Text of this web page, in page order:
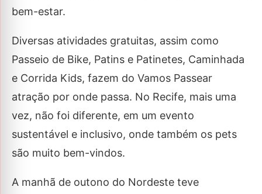
bem-estar.
Diversas atividades gratuitas, assim como
Passeio de Bike, Patins e Patinetes, Caminhada
e Corrida Kids, fazem do Vamos Passear
atração por onde passa. No Recife, mais uma
vez, não foi diferente, em um evento
sustentável e inclusivo, onde também os pets
são muito bem-vindos.
A manhã de outono do Nordeste teve